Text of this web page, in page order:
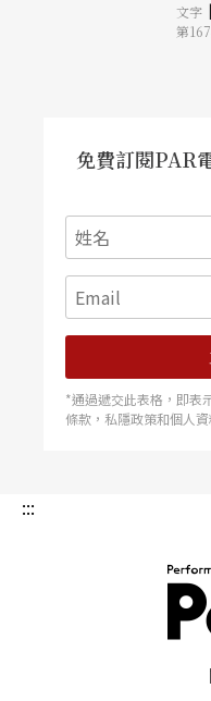
動的
時代
文字 |
第
免費訂閱PAR
*通過遞交此表格，即表
條款，私隱政策和個人資
:::